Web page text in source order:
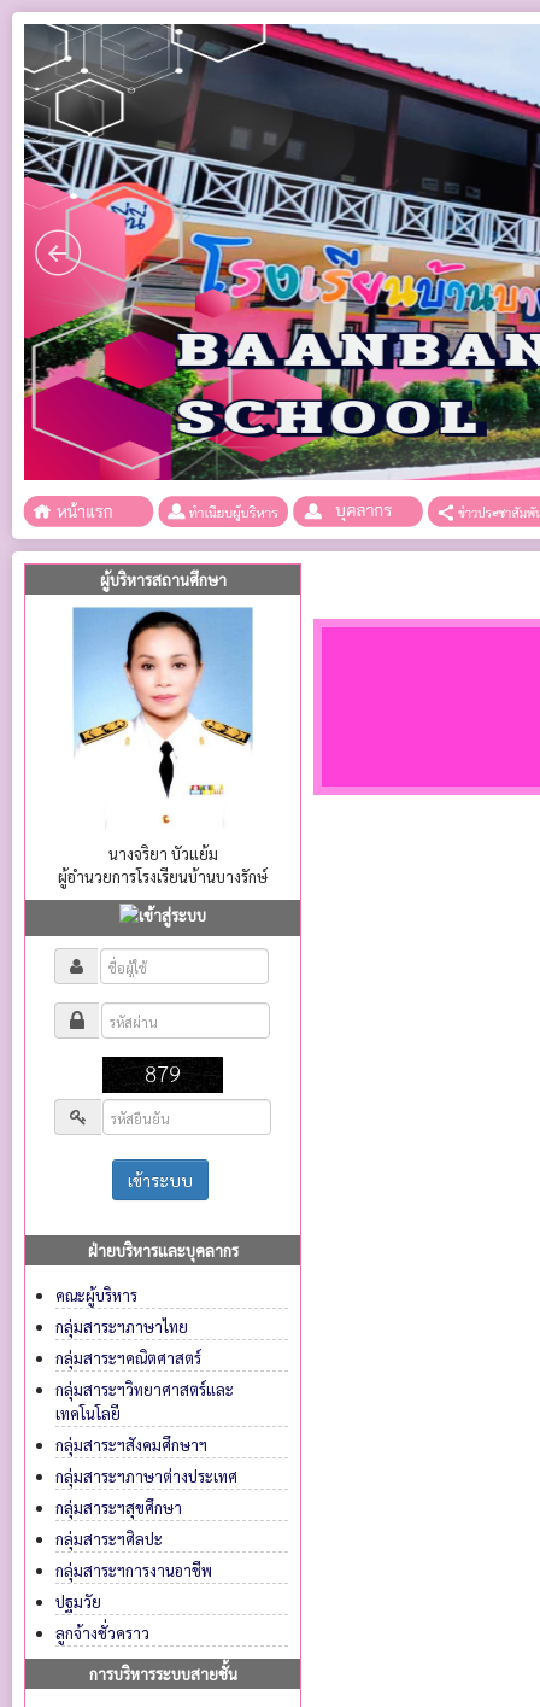
ผู้บริหารสถานศึกษา
นางจริยา บัวแย้ม
ผู้อำนวยการโรงเรียนบ้านบางรักษ์
ฝ่ายบริหารและบุคลากร
คณะผู้บริหาร
กลุ่มสาระฯภาษาไทย
กลุ่มสาระฯคณิตศาสตร์
กลุ่มสาระฯวิทยาศาสตร์และ
เทคโนโลยี
กลุ่มสาระฯสังคมศึกษาฯ
กลุ่มสาระฯภาษาต่างประเทศ
กลุ่มสาระฯสุขศึกษา
กลุ่มสาระฯศิลปะ
กลุ่มสาระฯการงานอาชีพ
ปฐมวัย
ลูกจ้างชั่วคราว
การบริหารระบบสายชั้น